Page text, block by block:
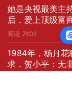
情况下，肖劲
口。黎川被敌
领地方部队，
敌人前进。以
师箝制金溪地
她是央视最美主
后，爱上顶级富
阅读 7402
1984年，杨月花
求，贺小平：无